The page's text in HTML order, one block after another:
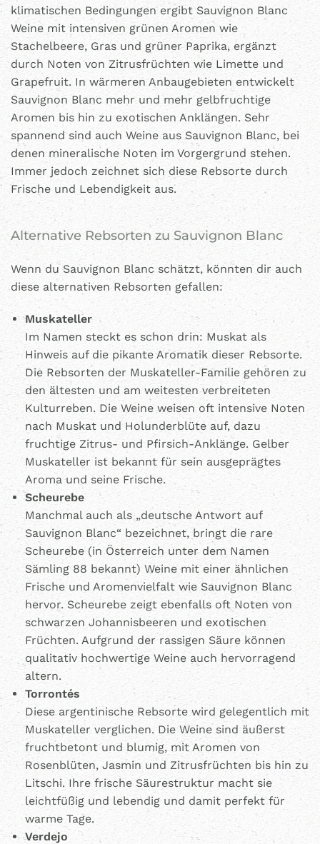
klimatischen Bedingungen ergibt Sauvignon Blanc
Weine mit intensiven grünen Aromen wie
Stachelbeere, Gras und grüner Paprika, ergänzt
durch Noten von Zitrusfrüchten wie Limette und
Grapefruit. In wärmeren Anbaugebieten entwickelt
Sauvignon Blanc mehr und mehr gelbfruchtige
Aromen bis hin zu exotischen Anklängen. Sehr
spannend sind auch Weine aus Sauvignon Blanc, bei
denen mineralische Noten im Vorgergrund stehen.
Immer jedoch zeichnet sich diese Rebsorte durch
Frische und Lebendigkeit aus.
Alternative Rebsorten zu Sauvignon Blanc
Wenn du Sauvignon Blanc schätzt, könnten dir auch
diese alternativen Rebsorten gefallen:
Muskateller
Im Namen steckt es schon drin: Muskat als
Hinweis auf die pikante Aromatik dieser Rebsorte.
Die Rebsorten der Muskateller-Familie gehören zu
den ältesten und am weitesten verbreiteten
Kulturreben. Die Weine weisen oft intensive Noten
nach Muskat und Holunderblüte auf, dazu
fruchtige Zitrus- und Pfirsich-Anklänge. Gelber
Muskateller ist bekannt für sein ausgeprägtes
Aroma und seine Frische.
Scheurebe
Manchmal auch als „deutsche Antwort auf
Sauvignon Blanc“ bezeichnet, bringt die rare
Scheurebe (in Österreich unter dem Namen
Sämling 88 bekannt) Weine mit einer ähnlichen
Frische und Aromenvielfalt wie Sauvignon Blanc
hervor. Scheurebe zeigt ebenfalls oft Noten von
schwarzen Johannisbeeren und exotischen
Früchten. Aufgrund der rassigen Säure können
qualitativ hochwertige Weine auch hervorragend
altern.
Torrontés
Diese argentinische Rebsorte wird gelegentlich mit
Muskateller verglichen. Die Weine sind äußerst
fruchtbetont und blumig, mit Aromen von
Rosenblüten, Jasmin und Zitrusfrüchten bis hin zu
Litschi. Ihre frische Säurestruktur macht sie
leichtfüßig und lebendig und damit perfekt für
warme Tage.
Verdejo